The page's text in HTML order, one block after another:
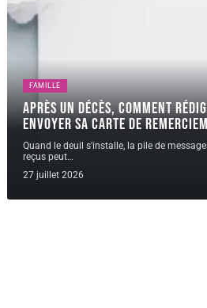
FAMILLE
Après un décès, comment
envoyer sa carte de
Quand le deuil s'installe, la pile de
reçus peut…
27 juillet 2026